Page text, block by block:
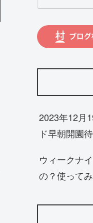
2023年12月
ド早朝開園
ウィークナ
の？使って